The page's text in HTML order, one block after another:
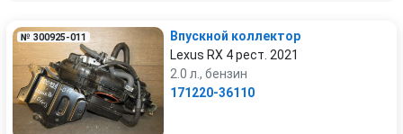
№ 300925-011
Впускной коллектор
Lexus RX 4 рест. 2021
2.0 л., бензин
171220-36110